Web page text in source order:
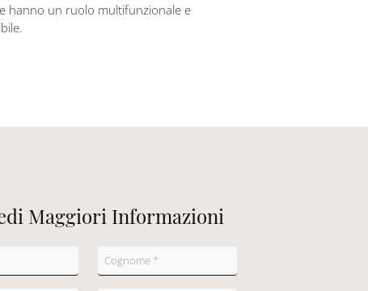
hanno un ruolo multifunzionale e
Maggiori Informazioni